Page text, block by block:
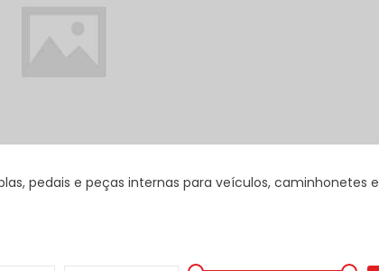
pedais e peças internas para veículos, caminhonetes e